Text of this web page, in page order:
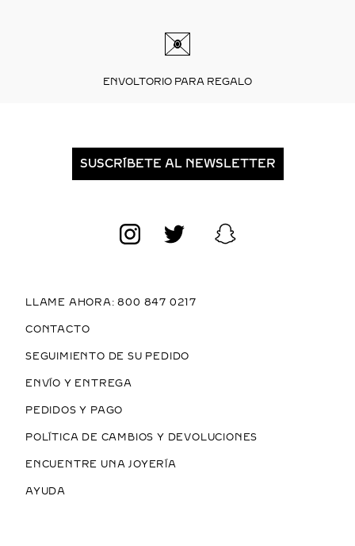
ENVOLTORIO PARA REGALO
SUSCRÍBETE AL NEWSLETTER
LLAME AHORA: 800 847 0217
CONTACTO
SEGUIMIENTO DE SU PEDIDO
ENVÍO Y ENTREGA
PEDIDOS Y PAGO
POLÍTICA DE CAMBIOS Y DEVOLUCIONES
ENCUENTRE UNA JOYERÍA
AYUDA